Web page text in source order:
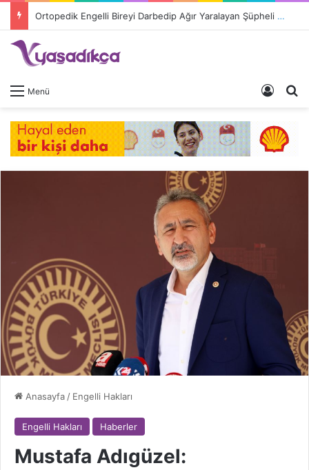
Ortopedik Engelli Bireyi Darbedip Ağır Yaralayan Şüpheli Tutuklandı
Menü Giriş
Anasayfa / Engelli Hakları
Engelli Hakları Haberler
Mustafa Adıgüzel: